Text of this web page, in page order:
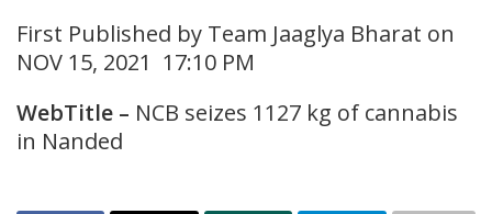
First Published by Team Jaaglya Bharat on
NOV 15, 2021 17:10 PM
WebTitle – NCB seizes 1127 kg of cannabis
in Nanded